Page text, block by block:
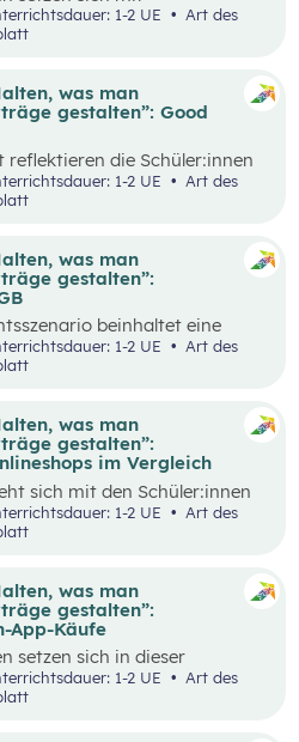
Aspekten der
auseinander und drehen
1-2 UE
Art des
was man
gestalten”: Good
reflektieren die Schüler:innen
“Halten, was man
gestalten”.
1-2 UE
was man
gestalten”:
beinhaltet eine
der sich die Schüler:innen
aus den AGBs von Zalando
1-2 UE
Art des
was man
gestalten”:
im Vergleich
sich mit den Schüler:innen
Onlineshop eines bekannten
1-2 UE
was man
gestalten”:
App-Käufe
setzen sich in dieser
mit dem eigenen digitalen
auseinander.
1-2 UE